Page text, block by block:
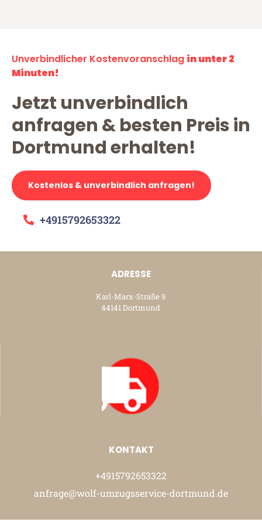
Unverbindlicher Kostenvoranschlag in unter 2
Minuten!
Jetzt unverbindlich
anfragen & besten Preis in
Dortmund erhalten!
Kostenlos & unverbindlich anfragen!
+4915792653322
ADRESSE
Karl-Marx-Straße 9
44141 Dortmund
KONTAKT
+4915792653322
anfrage@wolf-umzugsservice-dortmund.de